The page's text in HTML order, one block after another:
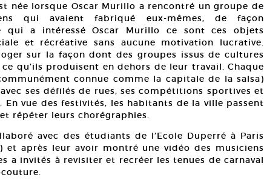
née lorsque Oscar Murillo a rencontré un groupe de
qui avaient fabriqué eux-mêmes, de façon
qui a intéressé Oscar Murillo ce sont ces objets
et récréative sans aucune motivation lucrative.
sur la façon dont des groupes issus de cultures
qu’ils produisent en dehors de leur travail. Chaque
connue comme la capitale de la salsa)
ses défilés de rues, ses compétitions sportives et
En vue des festivités, les habitants de la ville passent
répéter leurs chorégraphies.
avec des étudiants de l’Ecole Duperré à Paris
et après leur avoir montré une vidéo des musiciens
a invités à revisiter et recréer les tenues de carnaval